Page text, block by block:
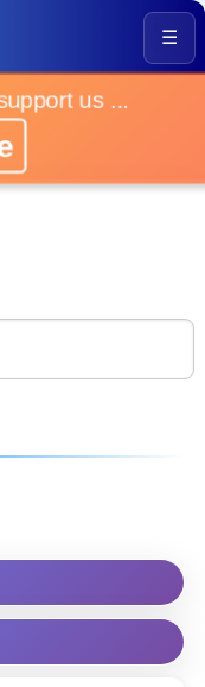
☰
us ...